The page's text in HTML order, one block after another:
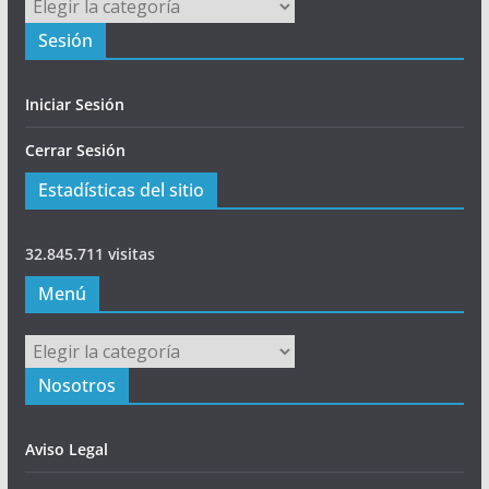
Sesión
Iniciar Sesión
Cerrar Sesión
Estadísticas del sitio
32.845.711 visitas
Menú
Menú
Nosotros
Aviso Legal